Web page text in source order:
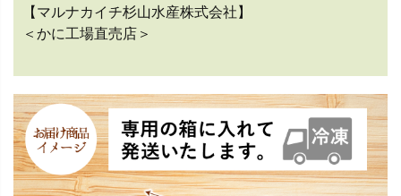
【マルナカイチ杉山水産株式会社】
＜かに工場直売店＞